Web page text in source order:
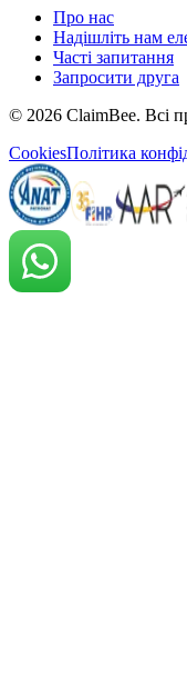
Про нас
Надішліть нам
Часті запитання
Запросити друга
© 2026 ClaimBee. Всі
CookiesПолітика